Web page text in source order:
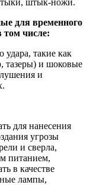
штык-ножи.
для временного
том числе:
удара, такие как
тазеры) и шоковые
и
для нанесения
угрозы
и сверла,
питанием,
в качестве
лампы,